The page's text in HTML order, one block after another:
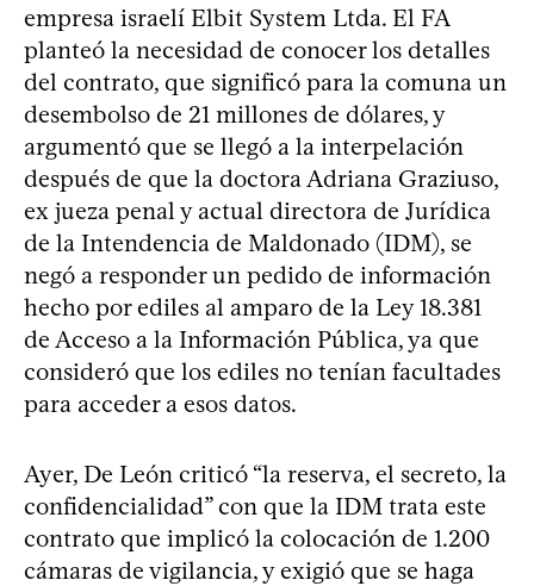
empresa israelí Elbit System Ltda. El FA
planteó la necesidad de conocer los detalles
del contrato, que significó para la comuna un
desembolso de 21 millones de dólares, y
argumentó que se llegó a la interpelación
después de que la doctora Adriana Graziuso,
ex jueza penal y actual directora de Jurídica
de la Intendencia de Maldonado (IDM), se
negó a responder un pedido de información
hecho por ediles al amparo de la Ley 18.381
de Acceso a la Información Pública, ya que
consideró que los ediles no tenían facultades
para acceder a esos datos.
Ayer, De León criticó “la reserva, el secreto, la
confidencialidad” con que la IDM trata este
contrato que implicó la colocación de 1.200
cámaras de vigilancia, y exigió que se haga